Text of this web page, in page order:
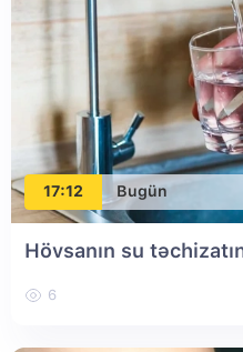
17:12 Bugün
Hövsanın su
6